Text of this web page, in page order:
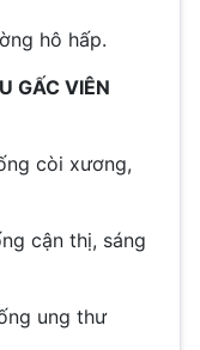
hô hấp.
GẤC VIÊN
còi xương,
cận thị, sáng
ung thư